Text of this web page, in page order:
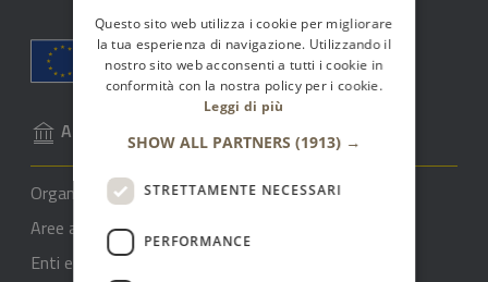
AMMINISTRAZIONE
Organi di governo
Aree amministrative
Enti e Fondazioni
Questo sito web utilizza i cookie per migliorare
la tua esperienza di navigazione. Utilizzando il
nostro sito web acconsenti a tutti i cookie in
conformità con la nostra policy per i cookie.
Leggi di più
SHOW ALL PARTNERS (1913) →
STRETTAMENTE NECESSARI
PERFORMANCE